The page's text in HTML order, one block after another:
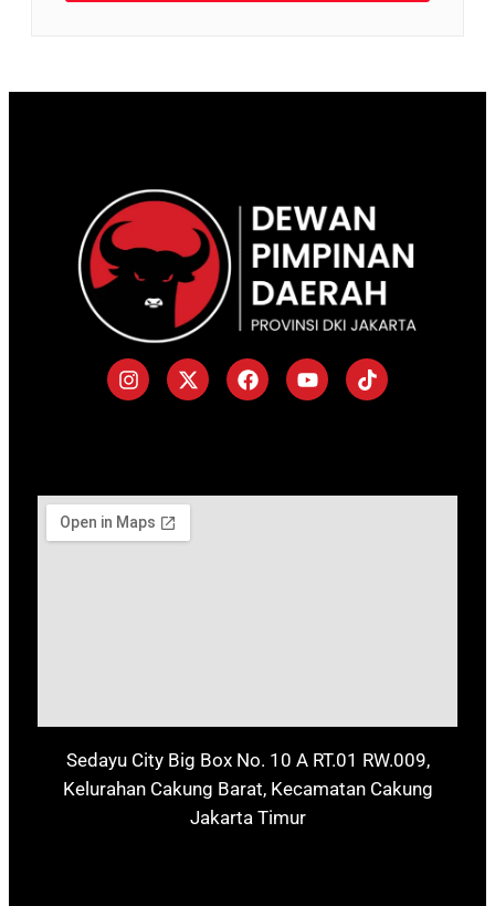
Sedayu City Big Box No. 10 A RT.01 RW.009,
Kelurahan Cakung Barat, Kecamatan Cakung
Jakarta Timur